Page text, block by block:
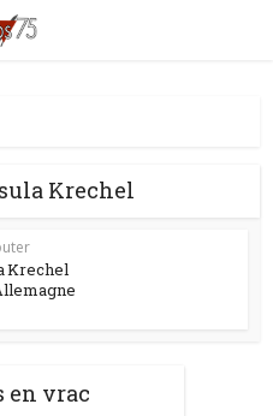
Krechel
Krechel
en vrac